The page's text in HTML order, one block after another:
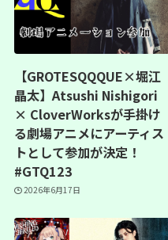
【GROTESQQQUE×堀江
晶太】Atsushi Nishigori
× CloverWorksが手掛け
る劇場アニメにアーティス
トとして参加が決定！
#GTQ123
2026年6月17日